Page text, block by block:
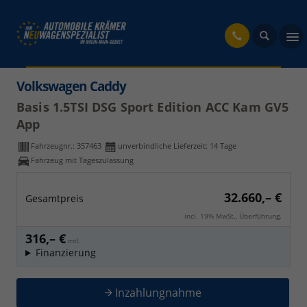
Volkswagen Caddy
Basis 1.5TSI DSG Sport Edition ACC Kam GV5
App
Fahrzeugnr.: 357463 unverbindliche Lieferzeit: 14 Tage
Fahrzeug mit Tageszulassung
Gesamtpreis 32.660,– €
incl. 19% MwSt., Überführung.
316,– € mtl.
Finanzierung
Inzahlungnahme